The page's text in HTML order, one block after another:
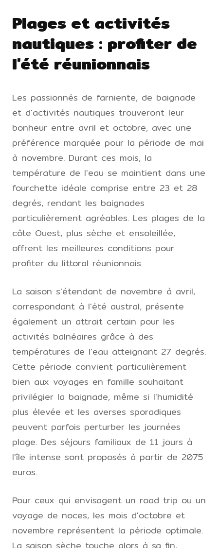
Plages et activités
nautiques : profiter de
l'été réunionnais
Les passionnés de farniente, de baignade
et d'activités nautiques trouveront leur
bonheur entre avril et octobre, avec une
préférence marquée pour la période de mai
à novembre. Durant ces mois, la
température de l'eau se maintient dans une
fourchette idéale comprise entre 23 et 28
degrés, rendant les baignades
particulièrement agréables. Les plages de la
côte Ouest, plus sèche et ensoleillée,
offrent les meilleures conditions pour
profiter du littoral réunionnais.
La saison s'étendant de novembre à avril,
correspondant à l'été austral, présente
également un attrait certain pour les
activités balnéaires grâce à des
températures de l'eau atteignant 27 degrés.
Cette période convient particulièrement
bien aux voyages en famille souhaitant
privilégier la baignade, même si l'humidité
plus élevée et les averses sporadiques
peuvent parfois perturber les journées
plage. Des séjours familiaux de 11 jours à
l'île intense sont proposés à partir de 2075
euros.
Pour ceux qui envisagent un road trip ou un
voyage de noces, les mois d'octobre et
novembre représentent la période optimale.